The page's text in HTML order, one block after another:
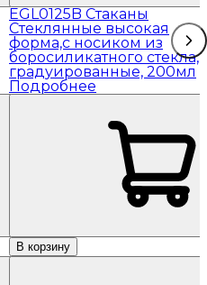
EGL0125B Стаканы
Стеклянные высокая
форма,с носиком из
боросиликатного стекла,
градуированные, 200мл
Подробнее
В корзину